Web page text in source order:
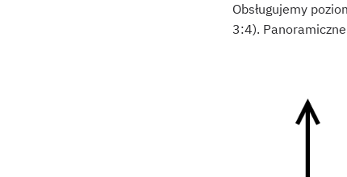
Obsługujemy
3:4).